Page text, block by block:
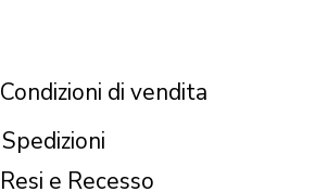
Condizioni di vendita
Spedizioni
Resi e Recesso